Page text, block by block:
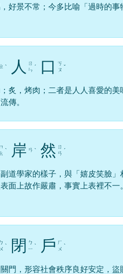
好景不常；今多比喻「過時的
ㄓ ˋ 人
ㄖ
ㄣ ˊ 口
ㄎ
ㄡ ˇ
炙，烤肉；二者是人人喜愛的
傳。
ㄇ
ㄠ ˋ 岸 ㄢ ˋ 然 ㄖ
ㄢ ˊ
道學家的樣子，與「嬉皮笑臉
面上故作嚴肅，事實上表裡不
ㄅ
ㄨ ˋ 閉
ㄅ
ㄧ ˋ 戶 ㄏ
ㄨ ˋ
門，形容社會秩序良好安定，